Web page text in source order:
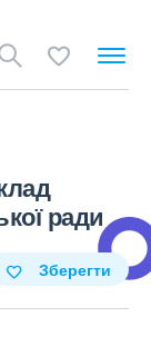
ради
Зберегти